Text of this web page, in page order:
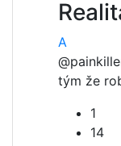
A
tým že
1
14